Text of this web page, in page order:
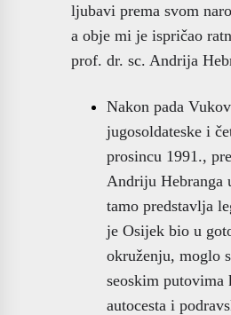
ljubavi prema svom
a obje mi je ispričao
prof. dr. sc. Andrija
Nakon pada
jugosoldateske i
prosincu 1991.,
Andriju Hebranga
tamo predstavlja
je Osijek bio u
okruženju, moglo
seoskim
autocesta i